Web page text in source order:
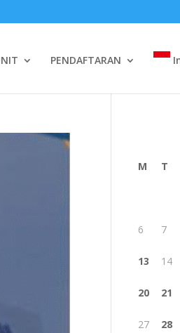
PENDAFTARAN
M T
6 7
13 14
20 21
27 28